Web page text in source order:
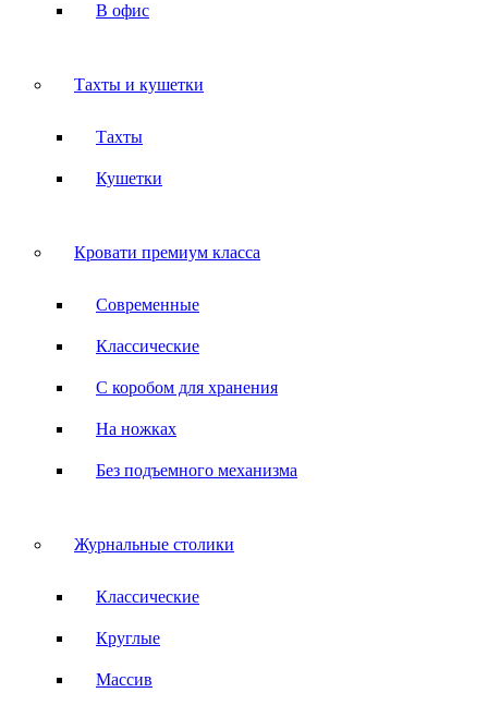
В офис
Тахты и кушетки
Тахты
Кушетки
Кровати премиум класса
Современные
Классические
С коробом для хранения
На ножках
Без подъемного механизма
Журнальные столики
Классические
Круглые
Массив